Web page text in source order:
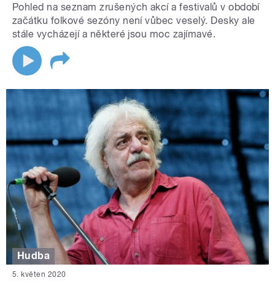
Pohled na seznam zrušených akcí a festivalů v období
začátku folkové sezóny není vůbec veselý. Desky ale
stále vycházejí a některé jsou moc zajímavé.
Hudba
5. květen 2020